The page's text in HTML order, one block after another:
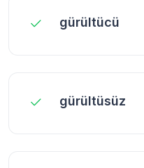
gürültücü
gürültüsüz